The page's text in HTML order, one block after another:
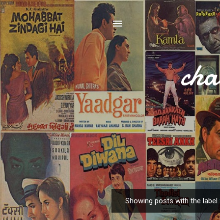
o
Showing posts with the label